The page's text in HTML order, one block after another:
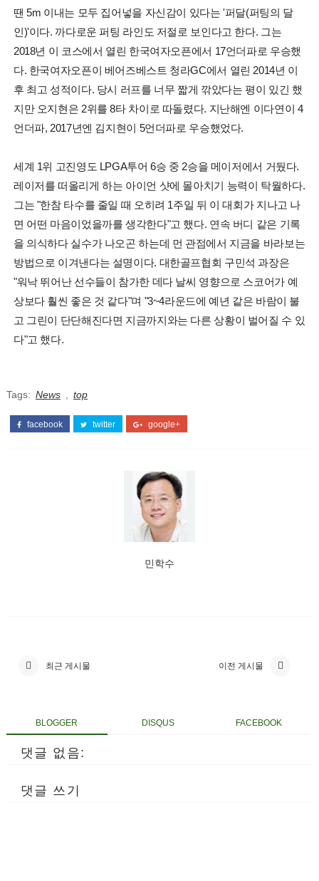
땐 5m 이내는 모두 집어넣을 자신감이 있다는 '퍼달(퍼팅의 달
인)'이다. 까다로운 퍼팅 라인도 저절로 보인다고 한다. 그는
2018년 이 코스에서 열린 한국여자오픈에서 17언더파로 우승했
다. 한국여자오픈이 베어즈베스트 청라GC에서 열린 2014년 이
후 최고 성적이다. 당시 러프를 너무 짧게 깎았다는 평이 있긴 했
지만 오지현은 2위를 8타 차이로 따돌렸다. 지난해엔 이다연이 4
언더파, 2017년엔 김지현이 5언더파로 우승했었다.
세계 1위 고진영도 LPGA투어 6승 중 2승을 메이저에서 거뒀다.
레이저를 떠올리게 하는 아이언 샷에 몰아치기 능력이 탁월하다.
그는 "한참 타수를 줄일 때 오히려 1주일 뒤 이 대회가 지나고 나
면 어떤 마음이었을까를 생각한다"고 했다. 연속 버디 같은 기록
을 의식하다 실수가 나오곤 하는데 먼 관점에서 지금을 바라보는
방법으로 이겨낸다는 설명이다. 대한골프협회 구민석 과장은
"워낙 뛰어난 선수들이 참가한 데다 날씨 영향으로 스코어가 예
상보다 훨씬 좋은 것 같다"며 "3~4라운드에 예년 같은 바람이 불
고 그린이 단단해진다면 지금까지와는 다른 상황이 벌어질 수 있
다"고 했다.
Tags: News top
facebook twitter google+
민학수
최근 게시물 이전 게시물
BLOGGER DISQUS FACEBOOK
댓글 없음:
댓글 쓰기